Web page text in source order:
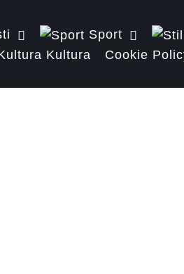
Sport
Kultura Cookie